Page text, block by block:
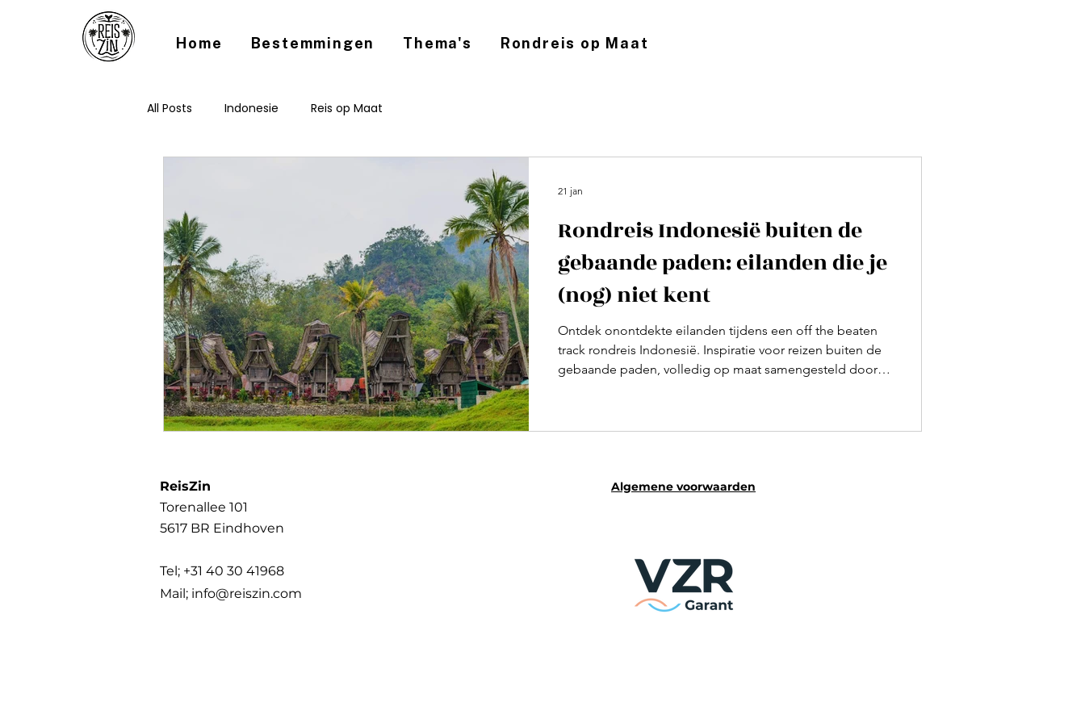
Home Bestemmingen Thema's Rondreis op Maat
All Posts Indonesie Reis op Maat
Rondreis Indonesië buiten de
gebaande paden: eilanden die je
(nog) niet kent
Ontdek onontdekte eilanden tijdens een off the beaten
track rondreis Indonesië. Inspiratie voor reizen buiten de
gebaande paden, volledig op maat samengesteld door
21 jan
ReisZin
Torenallee 101
5617 BR Eindhoven
Tel; +31 40 30 41968
Mail; info@reiszin.com
Algemene voorwaarden